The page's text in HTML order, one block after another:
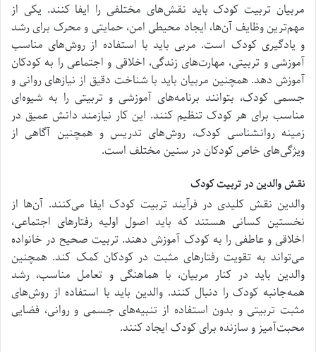
مربیان تربیت کودک باید نقش‌های مختلفی را ایفا کنند. یکی از
مهم‌ترین وظایف آن‌ها، ایجاد محیطی امن، حمایتی و محرک برای رشد
و یادگیری کودک است. مربی باید با استفاده از روش‌های مناسب
آموزشی و تربیتی، مهارت‌های زندگی، اخلاقی و اجتماعی را به کودکان
آموزش دهد. همچنین مربیان باید با شناخت دقیق از نیازهای روانی و
جسمی کودک، بتوانند برنامه‌های آموزشی و تربیتی را به شیوه‌ای
مناسب برای هر کودک تنظیم کنند. این کار نیازمند دانش عمیق در
زمینه روانشناسی کودک، روش‌های تدریس و همچنین آگاهی از
ویژگی‌های خاص کودکان در سنین مختلف است.
نقش والدین در تربیت کودک
والدین نقش کلیدی در فرآیند تربیت کودک ایفا می‌کنند. آن‌ها از
نخستین کسانی هستند که باید اصول اولیه رفتارهای اجتماعی،
اخلاقی و عاطفی را به کودک آموزش دهند. تربیت صحیح در خانواده
می‌تواند به تقویت رفتارهای مثبت در کودکان کمک کند. همچنین
والدین باید در کنار مربیان، با هماهنگی و تعامل مناسب، رشد
همه‌جانبه کودک را دنبال کنند. والدین باید با استفاده از روش‌های
مثبت تربیتی و بدون استفاده از تنبیه‌های جسمی و روانی، فضایی
محبت‌آمیز و سازنده برای کودک ایجاد کنند.